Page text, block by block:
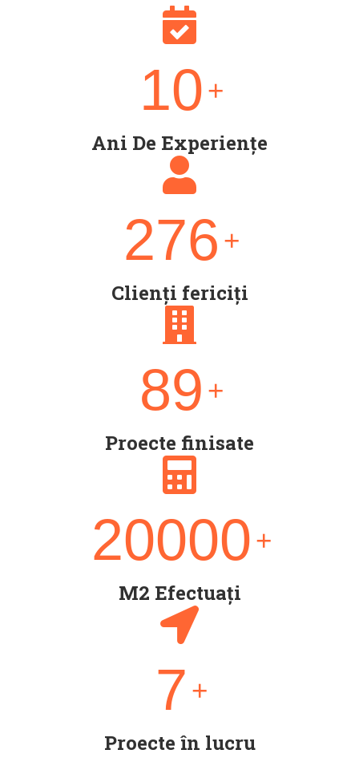
10 +
Ani De Experiențe
276 +
Clienți fericiți
89 +
Proecte finisate
20000 +
M2 Efectuați
7 +
Proecte în lucru